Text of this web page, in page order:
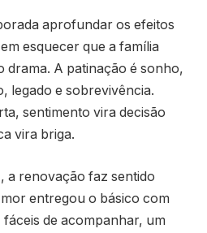
aprofundar os efeitos
esquecer que a família
drama. A patinação é sonho,
legado e sobrevivência.
sentimento vira decisão
vira briga.
, a renovação faz sentido
entregou o básico com
de acompanhar, um